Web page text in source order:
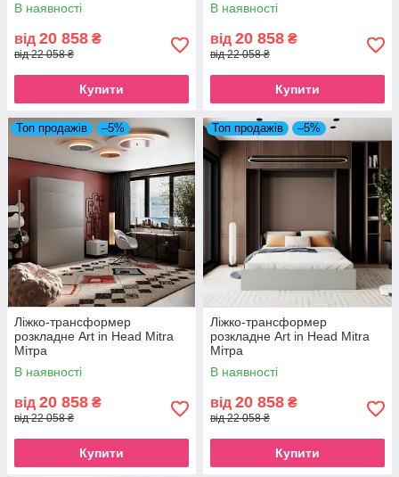
В наявності
від 20 858 ₴
від 22 058 ₴
Купити
В наявності
від 20 858 ₴
від 22 058 ₴
Купити
Топ продажів –5%
Ліжко-трансформер
розкладне Art in Head Mitra
Мітра
В наявності
від 20 858 ₴
від 22 058 ₴
Купити
Топ продажів –5%
Ліжко-трансформер
розкладне Art in Head Mitra
Мітра
В наявності
від 20 858 ₴
від 22 058 ₴
Купити